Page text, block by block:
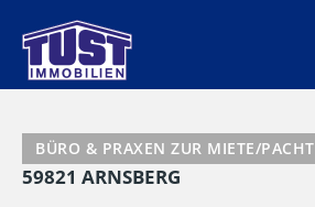
Inhalt
springen
BÜRO & PRAXEN ZUR MIETE/PACHT
59821 ARNSBERG